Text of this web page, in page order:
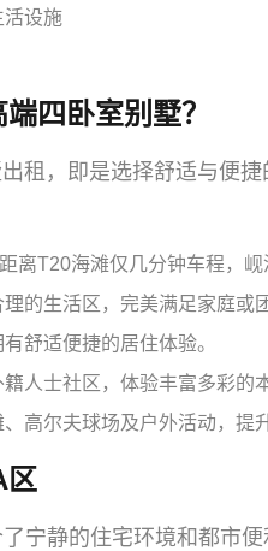
活设施
四卧室别墅？
租，即是选择舒适与便
离T20海滩仅几分钟车程，岘
的生活区，完美满足家庭或
舒适便捷的居住体验。
人士社区，体验丰富多彩的
高尔夫球场及户外活动，提
区
宁静的住宅环境和都市